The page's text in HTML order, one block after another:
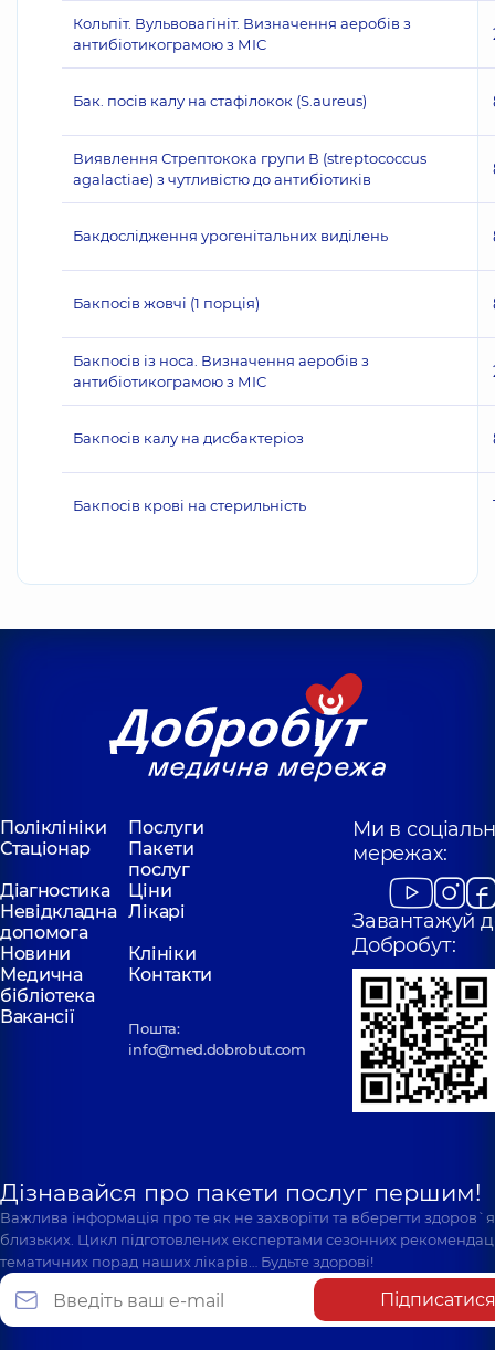
Кольпіт. Вульвовагініт. Визначення аеробів з
антибіотикограмою з МІС
Бак. посів калу на стафілокок (S.aureus)
Виявлення Стрептокока групи В (streptococcus
agalactiae) з чутливістю до антибіотиків
Бакдослідження урогенітальних виділень
Бакпосів жовчі (1 порція)
Бакпосів із носа. Визначення аеробів з
антибіотикограмою з МІС
Бакпосів калу на дисбактеріоз
Бакпосів крові на стерильність
Поліклініки
Послуги
Стаціонар
Пакети
послуг
Діагностика
Ціни
Невідкладна
допомога
Лікарі
Новини
Клініки
Медична
бібліотека
Контакти
Вакансії
Пошта:
info@med.dobrobut.com
Ми в
мережах:
Завантажуй
Добробут:
Дізнавайся про пакети послуг першим!
Важлива інформація про те як не захворіти та вберегти
близьких. Цикл підготовлених експертами сезонних
тематичних порад наших лікарів… Будьте здорові!
Підписатися